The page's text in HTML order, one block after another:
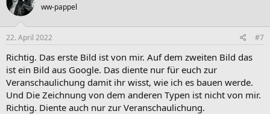
ww-pappel
22. April 2022 #7
Richtig. Das erste Bild ist von mir. Auf dem zweiten Bild das
ist ein Bild aus Google. Das diente nur für euch zur
Veranschaulichung damit ihr wisst, wie ich es bauen werde.
Und Die Zeichnung von dem anderen Typen ist nicht von mir.
Richtig. Diente auch nur zur Veranschaulichung.